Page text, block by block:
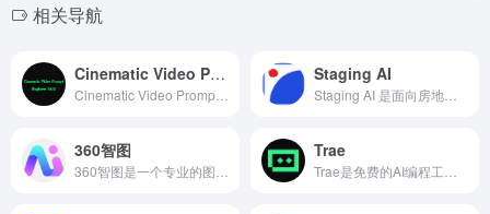
相关导航
Cinematic Video Prompt Engineer Skill Staging AI
360智图 Trae